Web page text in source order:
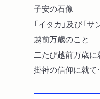
子安の石像
「イタカ」及び「サ
越前万歳のこと
二たび越前万歳に
掛神の信仰に就て